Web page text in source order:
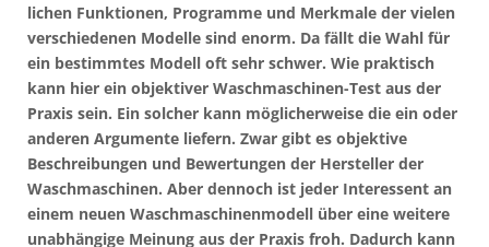
lichen Funktionen, Programme und Merkmale der vielen
verschiedenen Modelle sind enorm. Da fällt die Wahl für
ein bestimmtes Modell oft sehr schwer. Wie praktisch
kann hier ein objektiver Waschmaschinen-Test aus der
Praxis sein. Ein solcher kann möglicherweise die ein oder
anderen Argumente liefern. Zwar gibt es objektive
Beschreibungen und Bewertungen der Hersteller der
Waschmaschinen. Aber dennoch ist jeder Interessent an
einem neuen Waschmaschinenmodell über eine weitere
unabhängige Meinung aus der Praxis froh. Dadurch kann